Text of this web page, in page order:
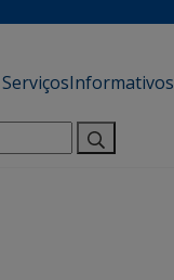
ServiçosInformativos